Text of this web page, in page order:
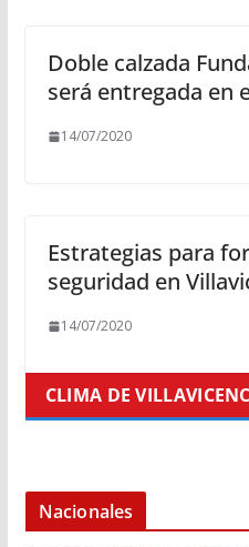
Doble calzada
será entregada en
14/07/2020
Estrategias para
seguridad en
14/07/2020
CLIMA DE
Nacionales